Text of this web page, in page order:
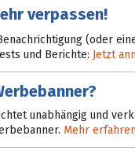
verpassen!
(oder
und Berichte: Jetzt
unabhängig und
Mehr